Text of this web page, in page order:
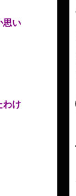
思い
わけ